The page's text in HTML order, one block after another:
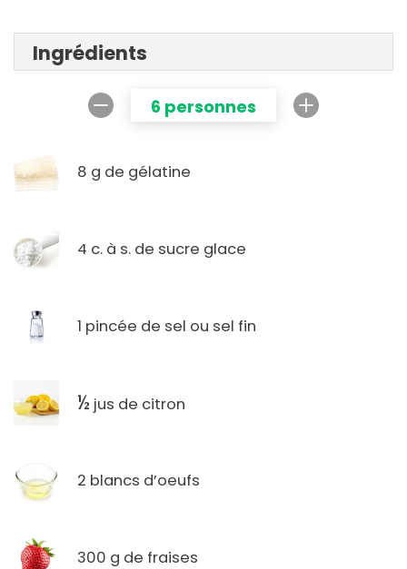
Ingrédients
6 personnes
8 g de gélatine
4 c. à s. de sucre glace
1 pincée de sel ou sel fin
½ jus de citron
2 blancs d’oeufs
300 g de fraises